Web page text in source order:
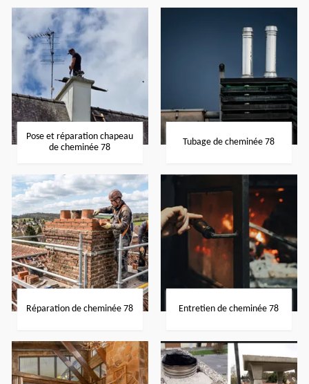
Pose et réparation chapeau
de cheminée 78
Tubage de cheminée 78
Réparation de cheminée 78 Entretien de cheminée 78